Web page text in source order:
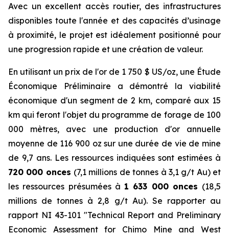
Avec un excellent accès routier, des infrastructures
disponibles toute l'année et des capacités d’usinage
à proximité, le projet est idéalement positionné pour
une progression rapide et une création de valeur.
En utilisant un prix de l'or de 1 750 $ US/oz, une Étude
Économique Préliminaire a démontré la viabilité
économique d'un segment de 2 km, comparé aux 15
km qui feront l'objet du programme de forage de 100
000 mètres, avec une production d'or annuelle
moyenne de 116 900 oz sur une durée de vie de mine
de 9,7 ans. Les ressources indiquées sont estimées à
720 000 onces (7,1 millions de tonnes à 3,1 g/t Au) et
les ressources présumées à 1 633 000 onces (18,5
millions de tonnes à 2,8 g/t Au). Se rapporter au
rapport NI 43-101 ″Technical Report and Preliminary
Economic Assessment for Chimo Mine and West